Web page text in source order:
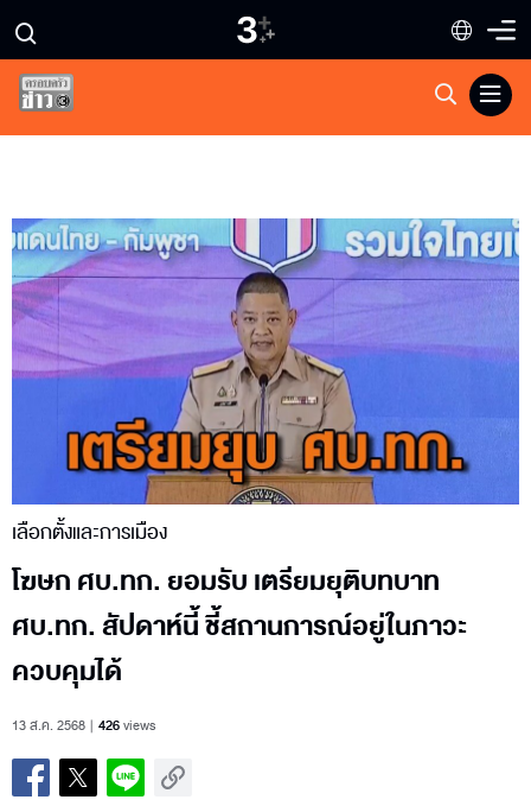
เลือกตั้งและการเมือง
โฆษก ศบ.ทก. ยอมรับ เตรียมยุติบทบาท
ศบ.ทก. สัปดาห์นี้ ชี้สถานการณ์อยู่ในภาวะ
ควบคุมได้
13 ส.ค. 2568 426views